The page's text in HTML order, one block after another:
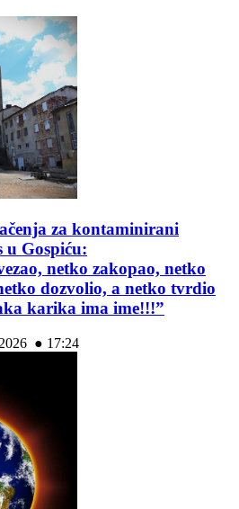
za kontaminirani
Gospiću:
netko zakopao, netko
dozvolio, a netko tvrdio
karika ima ime!!!”
● 17:24